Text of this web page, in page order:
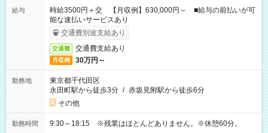
給与
時給3500円＋交 【月収例】630,000円～ ■給与の前払いが可
能な速払いサービスあり
交通費別途支給あり
交通費 交通費支給あり
月収例 30万円～
勤務地
東京都千代田区
永田町駅から徒歩3分 / 赤坂見附駅から徒歩6分
その他
勤務時間 9:30～18:15 ※残業はほとんどありません。※休憩60分。